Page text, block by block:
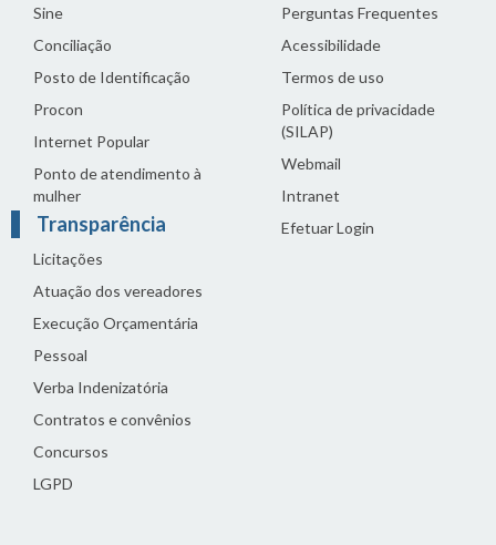
Sine
Conciliação
Posto de Identificação
Procon
Internet Popular
Ponto de atendimento à
mulher
Transparência
Licitações
Atuação dos vereadores
Execução Orçamentária
Pessoal
Verba Indenizatória
Contratos e convênios
Concursos
LGPD
Perguntas Frequentes
Acessibilidade
Termos de uso
Política de privacidade
(SILAP)
Webmail
Intranet
Efetuar Login